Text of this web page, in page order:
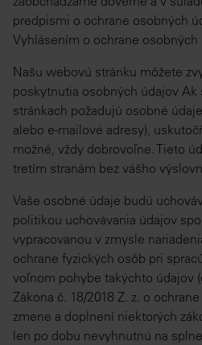
predpismi o ochrane osobných
Vyhlásením o ochrane osobných
Našu webovú stránku môžete
poskytnutia osobných údajov Ak
stránkach požadujú osobné
alebo e-mailové adresy),
možné, vždy dobrovoľne. Tieto
tretím stranám bez vášho
Vaše osobné údaje budú
politikou uchovávania údajov
vypracovanou v zmysle
ochrane fyzických osôb pri
voľnom pohybe takýchto údajov
Zákona č. 18/2018 Z. z. o
zmene a doplnení niektorých
len po dobu nevyhnutnú na